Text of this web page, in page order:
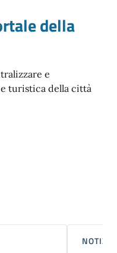
della
e
turistica della città